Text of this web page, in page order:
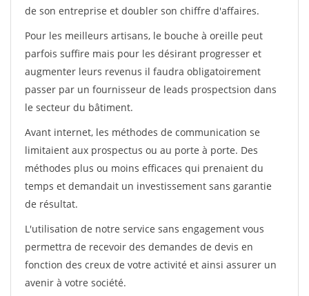
de son entreprise et doubler son chiffre d'affaires.
Pour les meilleurs artisans, le bouche à oreille peut
parfois suffire mais pour les désirant progresser et
augmenter leurs revenus il faudra obligatoirement
passer par un fournisseur de leads prospectsion dans
le secteur du bâtiment.
Avant internet, les méthodes de communication se
limitaient aux prospectus ou au porte à porte. Des
méthodes plus ou moins efficaces qui prenaient du
temps et demandait un investissement sans garantie
de résultat.
L'utilisation de notre service sans engagement vous
permettra de recevoir des demandes de devis en
fonction des creux de votre activité et ainsi assurer un
avenir à votre société.